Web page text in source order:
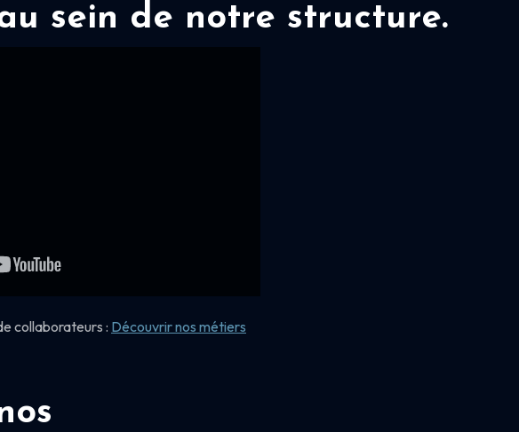
sein de notre structure.
collaborateurs : Découvrir nos métiers